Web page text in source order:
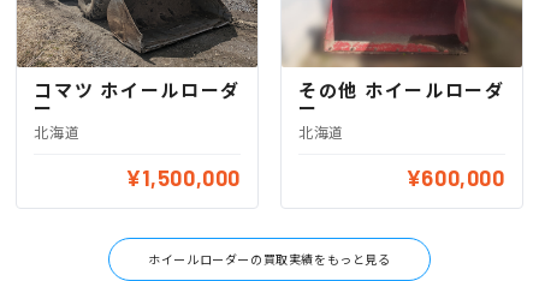
コマツ ホイールローダ
ー
北海道
¥1,500,000
その他 ホイールローダ
ー
北海道
¥600,000
ホイールローダーの買取実績をもっと見る